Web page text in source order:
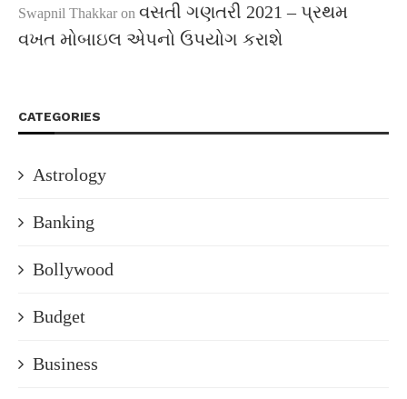
Swapnil Thakkar on વસતી ગણતરી 2021 – પ્રથમ
વખત મોબાઇલ એપનો ઉપયોગ કરાશે
CATEGORIES
Astrology
Banking
Bollywood
Budget
Business